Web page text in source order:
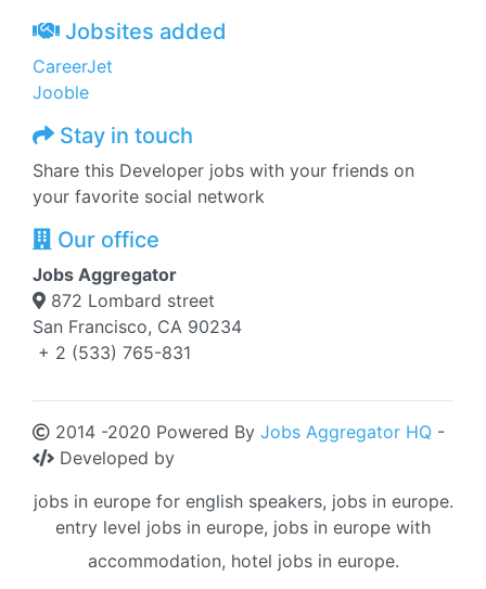
Jobsites added
CareerJet
Jooble
Stay in touch
Share this Developer jobs with your friends on
your favorite social network
Our office
Jobs Aggregator
872 Lombard street
San Francisco, CA 90234
+ 2 (533) 765-831
2014 -2020 Powered By Jobs Aggregator HQ -
Developed by
jobs in europe for english speakers, jobs in europe.
entry level jobs in europe, jobs in europe with
accommodation, hotel jobs in europe.